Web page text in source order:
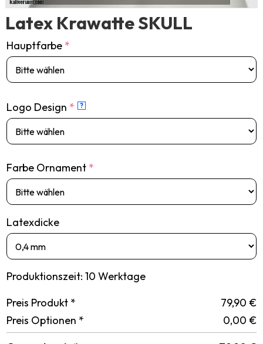
Latex Krawatte SKULL
Hauptfarbe *
Logo Design * ?
Farbe Ornament *
Latexdicke
Produktionszeit: 10 Werktage
Preis Produkt *
79,90€
Preis Optionen *
0,00€